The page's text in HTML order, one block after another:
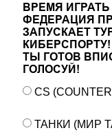
ВРЕМЯ
ФЕДЕРАЦИЯ
ЗАПУСКАЕТ
ТЫ ГОТОВ
ГОЛОСУЙ!
CS
ТАНКИ (МИР